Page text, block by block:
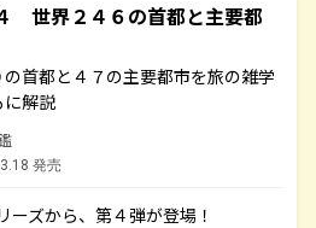
世界２４６の首都と主要都
の首都と４７の主要都市を旅の雑学
に解説
発売
ーズから、第４弾が登場！